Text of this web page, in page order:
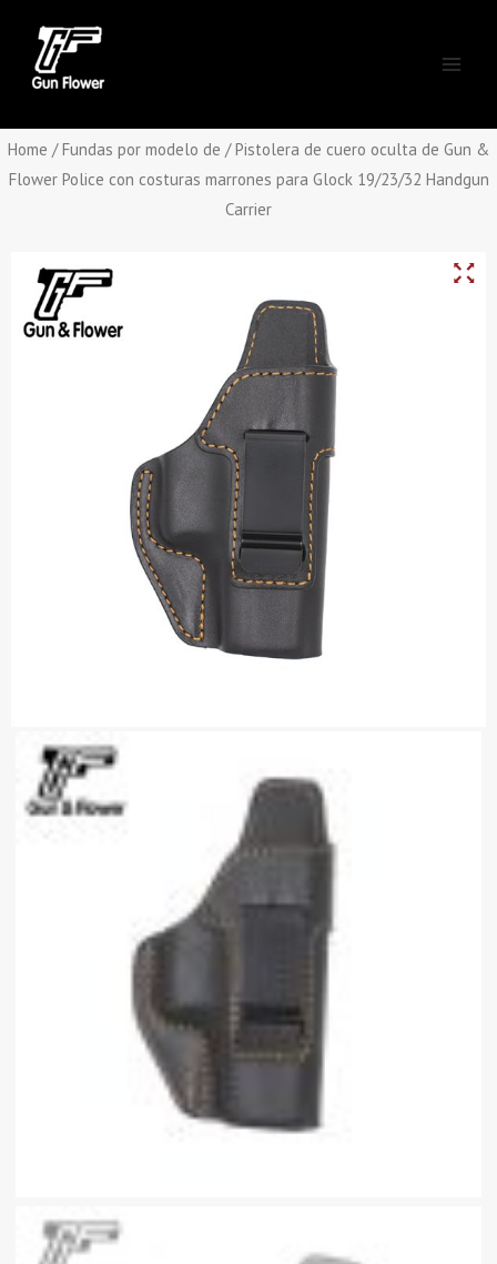
content
Home /Fundas por modelo de / Pistolera de cuero oculta de Gun &
Flower Police con costuras marrones para Glock 19/23/32 Handgun
Carrier